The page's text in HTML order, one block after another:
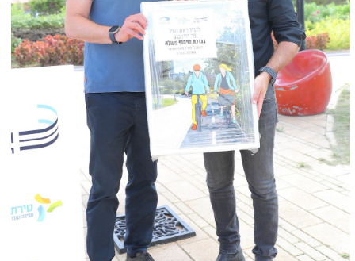
קידום פלוס -בניית אתרי תדמית לעסקים